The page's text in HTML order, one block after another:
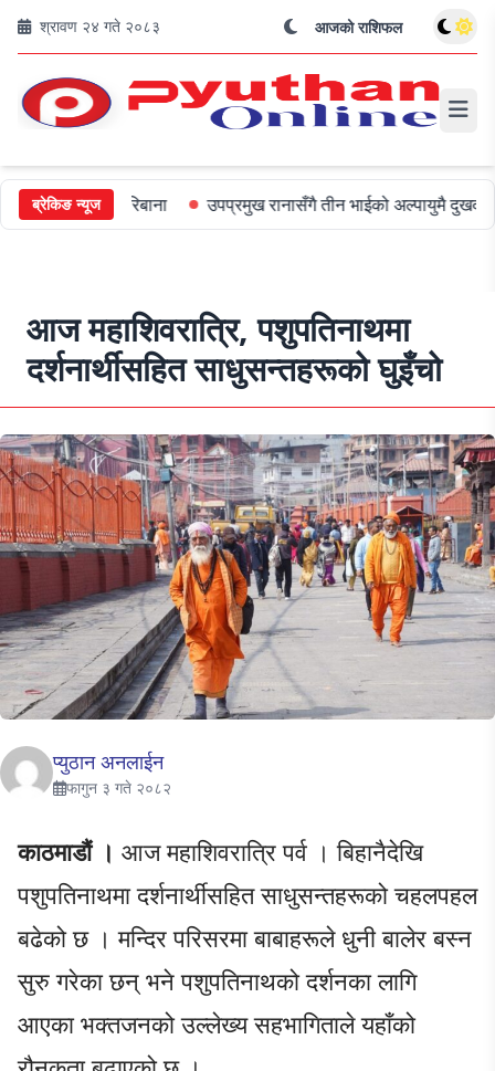
श्रावण २४ गते २०८३ आजको राशिफल
ब्रेकिङ न्यूज
जरिबाना उपप्रमुख रानासँगै तीन भाईको अल्पायुमै दुखद निधन
आज महाशिवरात्रि, पशुपतिनाथमा
दर्शनार्थीसहित साधुसन्तहरूको घुइँचो
प्युठान अनलाईन
फागुन ३ गते २०८२
काठमाडौं । आज महाशिवरात्रि पर्व । बिहानैदेखि
पशुपतिनाथमा दर्शनार्थीसहित साधुसन्तहरूको चहलपहल
बढेको छ । मन्दिर परिसरमा बाबाहरूले धुनी बालेर बस्न
सुरु गरेका छन् भने पशुपतिनाथको दर्शनका लागि
आएका भक्तजनको उल्लेख्य सहभागिताले यहाँको